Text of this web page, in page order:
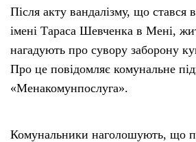
Після акту вандалізму, що стався
імені Тараса Шевченка в Мені,
нагадують про сувору заборону
Про це повідомляє комунальне
«Менакомунпослуга».
Комунальники наголошують, що